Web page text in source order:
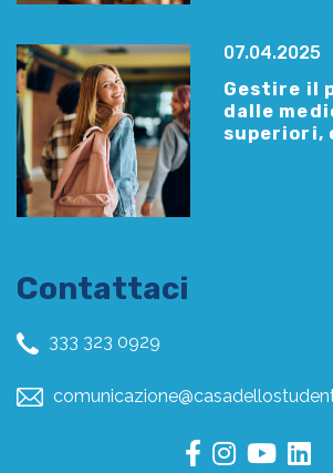
07.04.2025
Gestire il
dalle
superiori,
Contattaci
333 323 0929